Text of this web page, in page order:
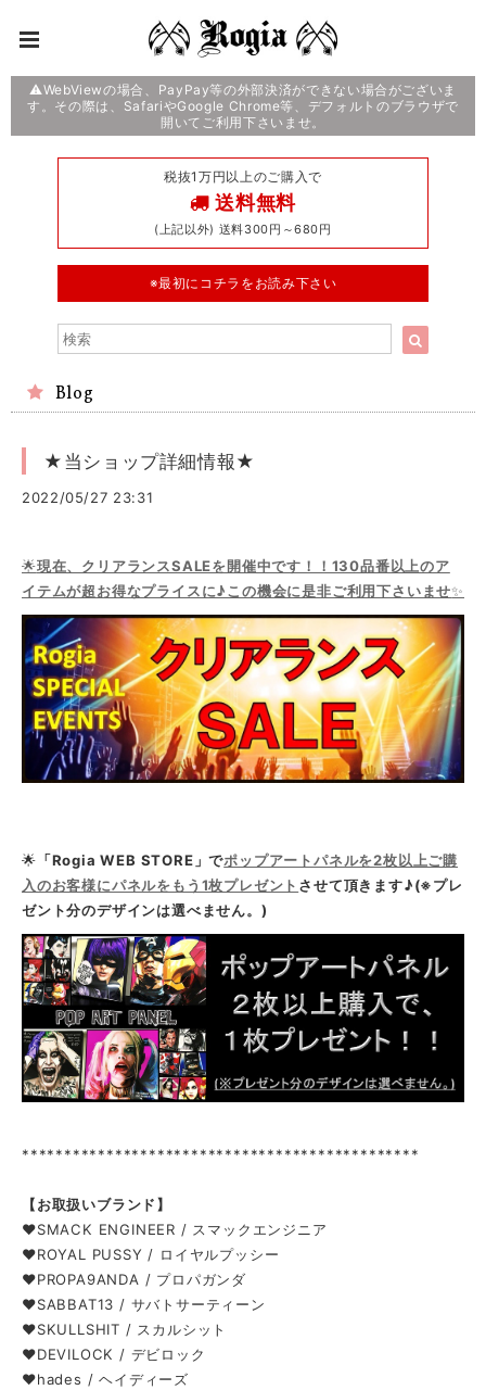
⚠️WebViewの場合、PayPay等の外部決済ができない場合がございま
す。その際は、SafariやGoogle Chrome等、デフォルトのブラウザで
開いてご利用下さいませ。
税抜1万円以上のご購入で
送料無料
(上記以外) 送料300円～680円
※最初にコチラをお読み下さい
Blog
★当ショップ詳細情報★
2022/05/27 23:31
🌟現在、クリアランスSALEを開催中です！！130品番以上のア
イテムが超お得なプライスに♪この機会に是非ご利用下さいませ✨
🌟 「Rogia WEB STORE」でポップアートパネルを2枚以上ご購
入のお客様にパネルをもう1枚プレゼント させて頂きます♪(※プレ
ゼント分のデザインは選べません。)
***********************************************
【お取扱いブランド】
❤SMACK ENGINEER / スマックエンジニア
❤ROYAL PUSSY / ロイヤルプッシー
❤PROPA9ANDA / プロパガンダ
❤SABBAT13 / サバトサーティーン
❤SKULLSHIT / スカルシット
❤DEVILOCK / デビロック
❤hades / ヘイディーズ